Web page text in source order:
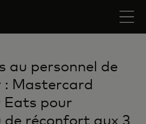
au personnel de
: Mastercard
Eats pour
réconfort aux 3